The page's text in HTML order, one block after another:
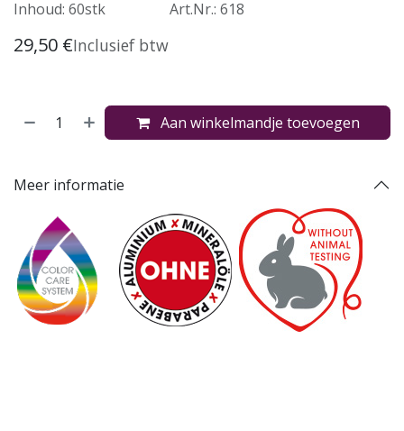
Inhoud: 60stk ​Art.Nr.: 618
29,50 €Inclusief btw
Aan winkelmandje toevoegen
Meer informatie